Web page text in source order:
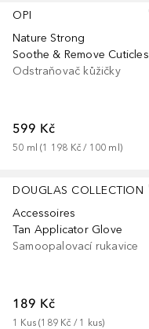
OPI
Nature Strong
Soothe & Remove Cuticles
Odstraňovač kůžičky
599 Kč
50 ml (1 198 Kč / 100 ml)
DOUGLAS COLLECTION
Accessoires
Tan Applicator Glove
Samoopalovací rukavice
189 Kč
1 Kus (189 Kč / 1 kus)